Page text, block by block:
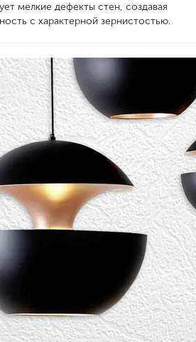
мелкие дефекты стен, создавая
с характерной зернистостью.